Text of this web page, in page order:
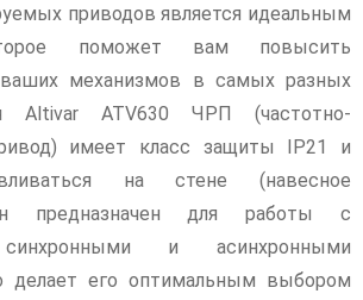
приводов является идеальным
поможет вам повысить
механизмов в самых разных
Altivar ATV630 ЧРП (частотно-
имеет класс защиты IP21 и
на стене (навесное
предназначен для работы с
и асинхронными
делает его оптимальным выбором